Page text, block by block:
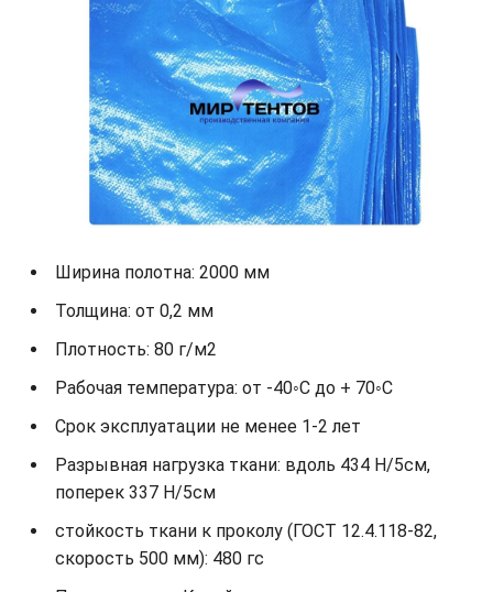
Ширина полотна: 2000 мм
Толщина: от 0,2 мм
Плотность: 80 г/м2
Рабочая температура: от -40◦С до + 70◦С
Срок эксплуатации не менее 1-2 лет
Разрывная нагрузка ткани: вдоль 434 Н/5см,
поперек 337 Н/5см
стойкость ткани к проколу (ГОСТ 12.4.118-82,
скорость 500 мм): 480 гс